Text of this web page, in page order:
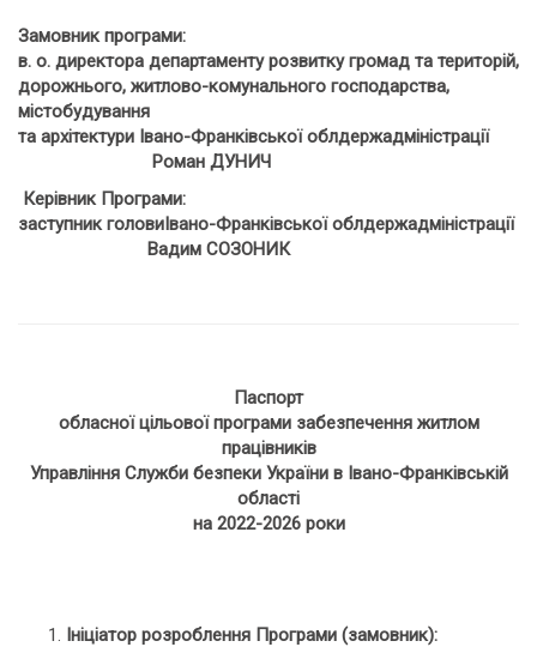
Замовник програми:
в. о. директора департаменту розвитку громад та територій,
дорожнього, житлово-комунального господарства,
містобудування
та архітектури Івано-Франківської облдержадміністрації
Роман ДУНИЧ
Керівник Програми:
заступник головиІвано-Франківської облдержадміністрації
Вадим СОЗОНИК
Паспорт
обласної цільової програми забезпечення житлом
працівників
Управління Служби безпеки України в Івано-Франківській
області
на 2022-2026 роки
Ініціатор розроблення Програми (замовник):